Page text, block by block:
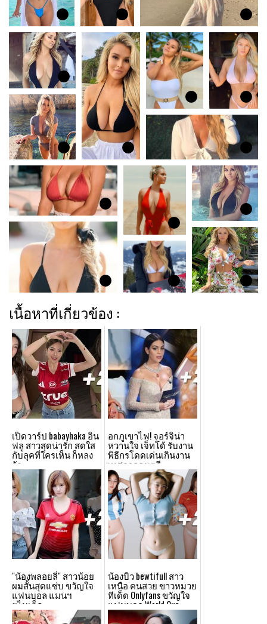
เนื้อหาที่เกี่ยวข้อง :
เปิดวาร์ป babayhaka อิน
ฟลู สาวสุดน่ารัก สดใส
กับลุคที่ใครเห็น ก็หลง
รัก
อกภูเขาไฟ! จอร์จิน่า
หวานใจ เจ็ทโด้ รับงาน
พิธีกรโดดเด่นเกินงาน
เทศกาลดนตรี
"น้องพลอยลี่" สาวน้อย
ผมสั้นสุดแซ่บ ขวัญใจ
แฟนบอล แมนฯ
ยูไนเต็ด
น้องบิว bewtifull สาว
เหนือ คนสวย ขาวหมวย
ทีเด็ด Onlyfans ขวัญใจ
แฟนบอล World Cup
2022